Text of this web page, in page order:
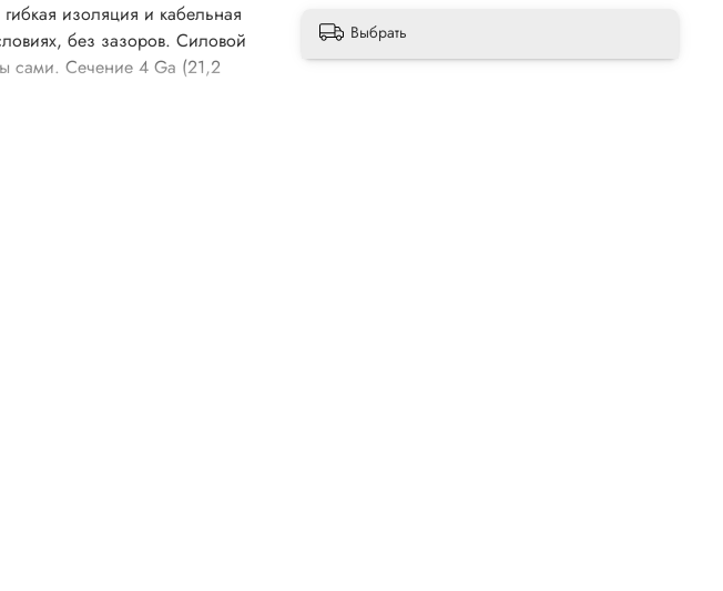
изоляция и кабельная
без зазоров. Силовой
сами. Сечение 4 Ga (21,2
Выбрать